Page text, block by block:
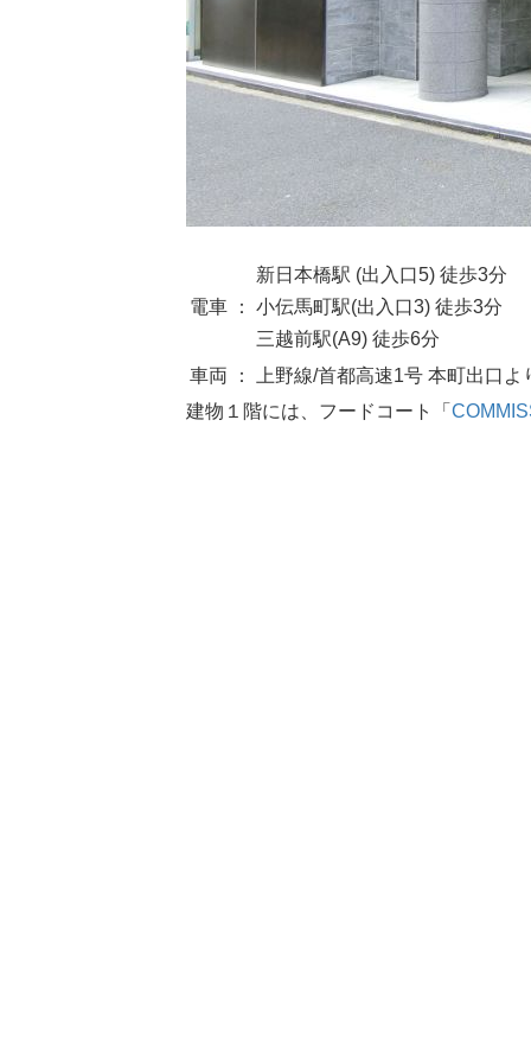
電車 ：
新日本橋駅 (出入口5) 徒歩3分
小伝馬町駅(出入口3) 徒歩3分
三越前駅(A9) 徒歩6分
車両 ：
上野線/首都高速1号 本町出口よ
建物１階には、フードコート「